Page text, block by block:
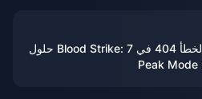
إصلاح رمز الخطأ 404 في Blood Strike: 7 حلول